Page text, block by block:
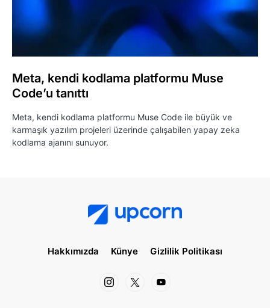
Meta, kendi kodlama platformu Muse
Code’u tanıttı
Meta, kendi kodlama platformu Muse Code ile büyük ve
karmaşık yazılım projeleri üzerinde çalışabilen yapay zeka
kodlama ajanını sunuyor.
Hakkımızda Künye Gizlilik Politikası